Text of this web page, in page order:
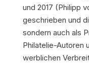
und 2017 (Philipp
geschrieben und
sondern auch als
Philatelie-Autoren
werblichen